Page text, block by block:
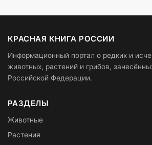
КРАСНАЯ КНИГА РОССИИ
Информационный портал о редких и
животных, растений и грибов,
Российской Федерации.
РАЗДЕЛЫ
Животные
Растения